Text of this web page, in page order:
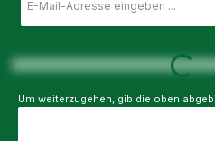
Mail-
Adresse
Loading...
Um weiterzugehen, gib die oben